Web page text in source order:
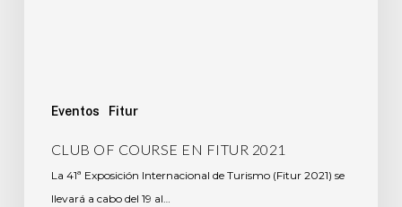
Eventos Fitur
CLUB OF COURSE EN FITUR 2021
La 41ª Exposición Internacional de Turismo (Fitur 2021) se
llevará a cabo del 19 al…